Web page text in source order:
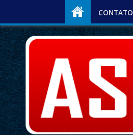
CONTATO